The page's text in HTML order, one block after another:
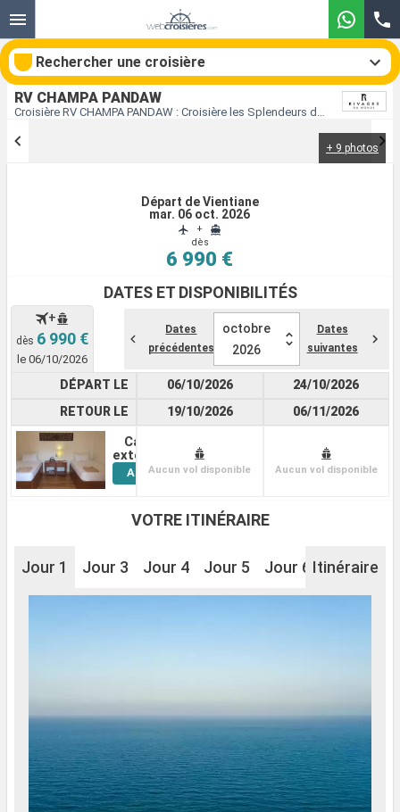
Croisière RV CHAMPA PANDAW : Croisière les Splendeurs du Laos, de Vientiane à Chiang Rai au départ de Vientiane
RV CHAMPA PANDAW
+ 9 photos
Départ de Vientiane
mar. 06 oct. 2026
+
dès
6 990 €
DATES ET DISPONIBILITÉS
+
dès 6 990 €
le 06/10/2026
Dates
précédentes
octobre
2026
Dates
suivantes
DÉPART LE
RETOUR LE
Cabine
extérieure
Voir
Autres
06/10/2026
19/10/2026
Aucun vol disponible
24/10/2026
06/11/2026
Aucun vol disponible
VOTRE ITINÉRAIRE
Jour 1 Jour 3 Jour 4 Jour 5 Jour 6 Jour 7
Itinéraire
Rechercher une croisière
Rechercher